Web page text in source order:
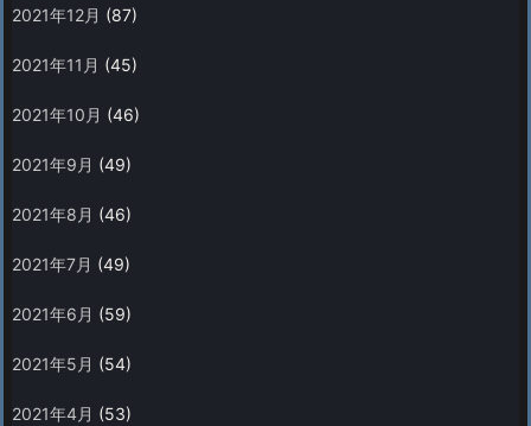
2021年12月 (87)
2021年11月 (45)
2021年10月 (46)
2021年9月 (49)
2021年8月 (46)
2021年7月 (49)
2021年6月 (59)
2021年5月 (54)
2021年4月 (53)